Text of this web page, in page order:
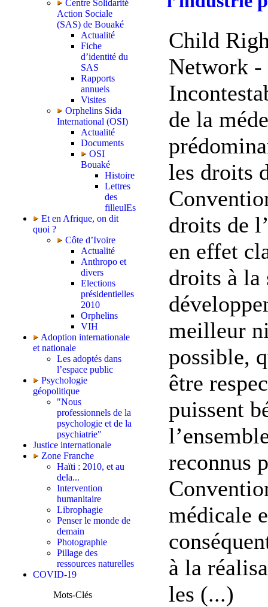
Centre Solidarité
Action Sociale
(SAS) de Bouaké
Actualité
Fiche
d’identité du
SAS
Rapports
annuels
Visites
Orphelins Sida
International (OSI)
Actualité
Documents
OSI
Bouaké
Histoire
Lettres
des
filleulEs
Et en Afrique, on dit
quoi ?
Côte d’Ivoire
Actualité
Anthropo et
divers
Elections
présidentielles
2010
Orphelins
VIH
Adoption internationale
et nationale
Les adoptés dans
l’espace public
Psychologie
géopolitique
"Nous
professionnels de la
psychologie et de la
psychiatrie"
Justice internationale
Zone Franche
Haïti : 2010, et au
dela...
Intervention
humanitaire
Librophagie
Penser le monde de
demain
Photographie
Pillage des
ressources naturelles
COVID-19
Mots-Clés
Child
Network -
de la
les droits
droits de
en effet
droits à la
meilleur
possible,
être
puissent
reconnus
médicale
à la
les (...)